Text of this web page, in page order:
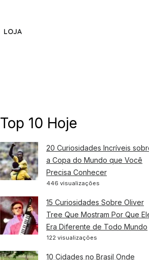
LOJA
Top 10 Hoje
20 Curiosidades Incríveis
a Copa do Mundo que Você
Precisa Conhecer
446 visualizações
15 Curiosidades Sobre Oliver
Tree Que Mostram Por Que
Era Diferente de Todo Mundo
122 visualizações
10 Cidades no Brasil Onde